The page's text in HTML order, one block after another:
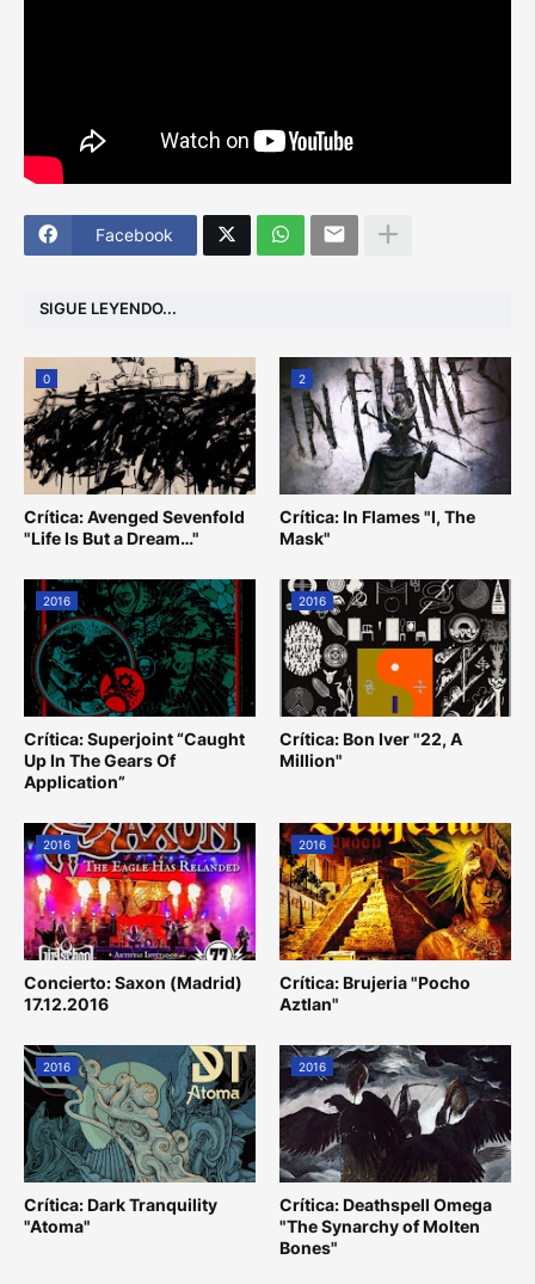
Facebook
SIGUE LEYENDO...
0
Crítica: Avenged Sevenfold
"Life Is But a Dream…"
2
Crítica: In Flames "I, The
Mask"
2016
Crítica: Superjoint “Caught
Up In The Gears Of
Application”
2016
Crítica: Bon Iver "22, A
Million"
2016
Concierto: Saxon (Madrid)
17.12.2016
2016
Crítica: Brujeria "Pocho
Aztlan"
2016
Crítica: Dark Tranquility
"Atoma"
2016
Crítica: Deathspell Omega
"The Synarchy of Molten
Bones"